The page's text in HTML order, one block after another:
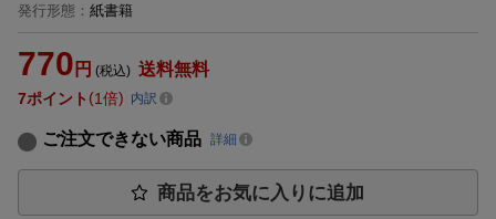
発行形態 ： 紙書籍
770 円 (税込) 送料無料
7ポイント 1倍 内訳
ご注文できない商品 詳細
商品をお気に入りに追加